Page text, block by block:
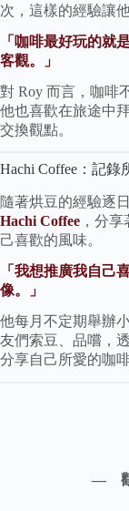
次，這樣的經驗讓
「咖啡最好玩的就
客觀。」
對 Roy 而言，咖啡
他也喜歡在旅途中
交換觀點。
Hachi Coffee：記錄
隨著烘豆的經驗逐
Hachi Coffee ，分
己喜歡的風味。
「我想推廣我自己
像。」
他每月不定期舉辦
友們索豆、品嚐，
分享自己所愛的咖啡
— 觀